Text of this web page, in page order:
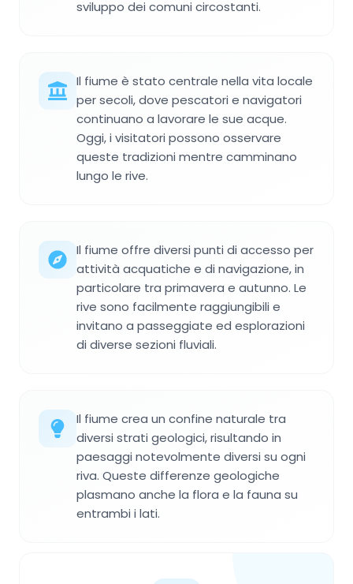
sviluppo dei comuni circostanti.
Il fiume è stato centrale nella vita locale
per secoli, dove pescatori e navigatori
continuano a lavorare le sue acque.
Oggi, i visitatori possono osservare
queste tradizioni mentre camminano
lungo le rive.
Il fiume offre diversi punti di accesso per
attività acquatiche e di navigazione, in
particolare tra primavera e autunno. Le
rive sono facilmente raggiungibili e
invitano a passeggiate ed esplorazioni
di diverse sezioni fluviali.
Il fiume crea un confine naturale tra
diversi strati geologici, risultando in
paesaggi notevolmente diversi su ogni
riva. Queste differenze geologiche
plasmano anche la flora e la fauna su
entrambi i lati.